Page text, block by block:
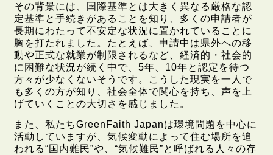
その背景には、国際基準とは大きく異なる厳格な認
定基準と手続きがあることを知り、多くの申請者が
長期にわたって不安定な状況に置かれていることに
胸を打たれました。たとえば、申請中は県外への移
動や正式な就業が制限されるなど、経済的・社会的
に困難な状況が続く中で、5年、10年と認定を待つ
方々が少なくないそうです。こうした現実を一人で
も多くの方が知り、社会全体で関心を持ち、声を上
げていくことの大切さを感じました。
また、私たちGreenFaith Japanは環境問題を中心に
活動していますが、気候変動によって住む場所を追
われる“国内難民”や、“気候難民”と呼ばれる人々の存